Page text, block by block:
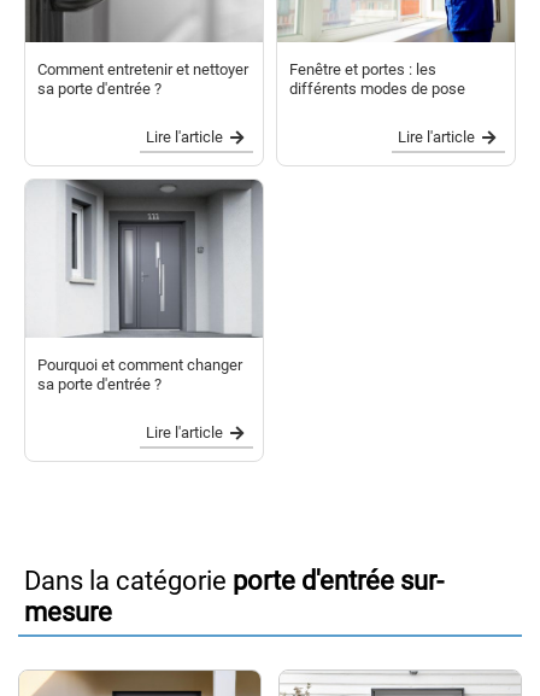
Comment entretenir et nettoyer
sa porte d'entrée ?
Lire l'article
Fenêtre et portes : les
différents modes de pose
Lire l'article
Pourquoi et comment changer
sa porte d'entrée ?
Lire l'article
Dans la catégorie porte d'entrée sur-
mesure